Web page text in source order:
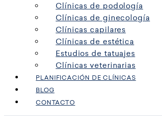
Clínicas de podología
Clínicas de ginecología
Clínicas capilares
Clínicas de estética
Estudios de tatuajes
Clínicas veterinarias
PLANIFICACIÓN DE CLÍNICAS
BLOG
CONTACTO